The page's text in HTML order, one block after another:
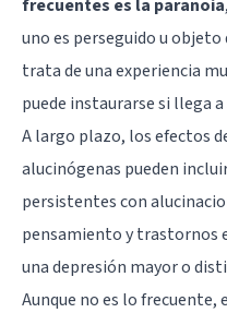
frecuentes es la paranoia
uno es perseguido u
trata de una experiencia
puede instaurarse si llega
A largo plazo, los efectos
alucinógenas pueden
persistentes con
pensamiento y trastornos
una depresión mayor o
Aunque no es lo frecuente,